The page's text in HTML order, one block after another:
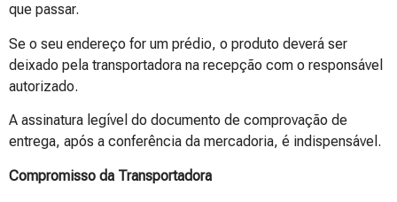
que passar.
Se o seu endereço for um prédio, o produto deverá ser
deixado pela transportadora na recepção com o responsável
autorizado.
A assinatura legível do documento de comprovação de
entrega, após a conferência da mercadoria, é indispensável.
Compromisso da Transportadora